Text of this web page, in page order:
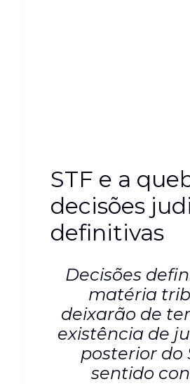
STF e a
decisões
definitivas
Decisões
matéria
deixarão de
existência de
posterior do
sentido